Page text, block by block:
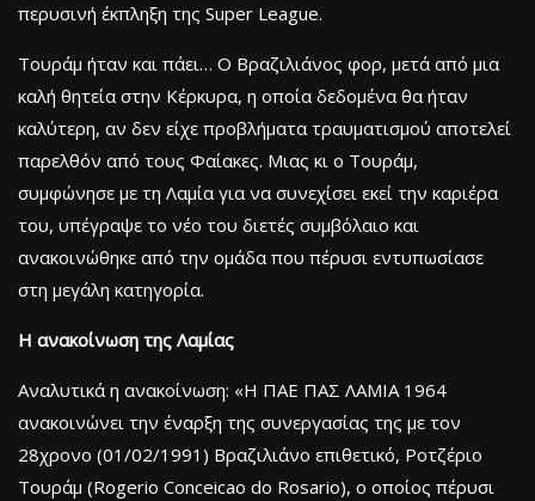
περυσινή έκπληξη της Super League.
Τουράμ ήταν και πάει… Ο Βραζιλιάνος φορ, μετά από μια
καλή θητεία στην Κέρκυρα, η οποία δεδομένα θα ήταν
καλύτερη, αν δεν είχε προβλήματα τραυματισμού αποτελεί
παρελθόν από τους Φαίακες. Μιας κι ο Τουράμ,
συμφώνησε με τη Λαμία για να συνεχίσει εκεί την καριέρα
του, υπέγραψε το νέο του διετές συμβόλαιο και
ανακοινώθηκε από την ομάδα που πέρυσι εντυπωσίασε
στη μεγάλη κατηγορία.
Η ανακοίνωση της Λαμίας
Αναλυτικά η ανακοίνωση: «Η ΠΑΕ ΠΑΣ ΛΑΜΙΑ 1964
ανακοινώνει την έναρξη της συνεργασίας της με τον
28χρονο (01/02/1991) Βραζιλιάνο επιθετικό, Ροτζέριο
Τουράμ (Rogerio Conceicao do Rosario), ο οποίος πέρυσι